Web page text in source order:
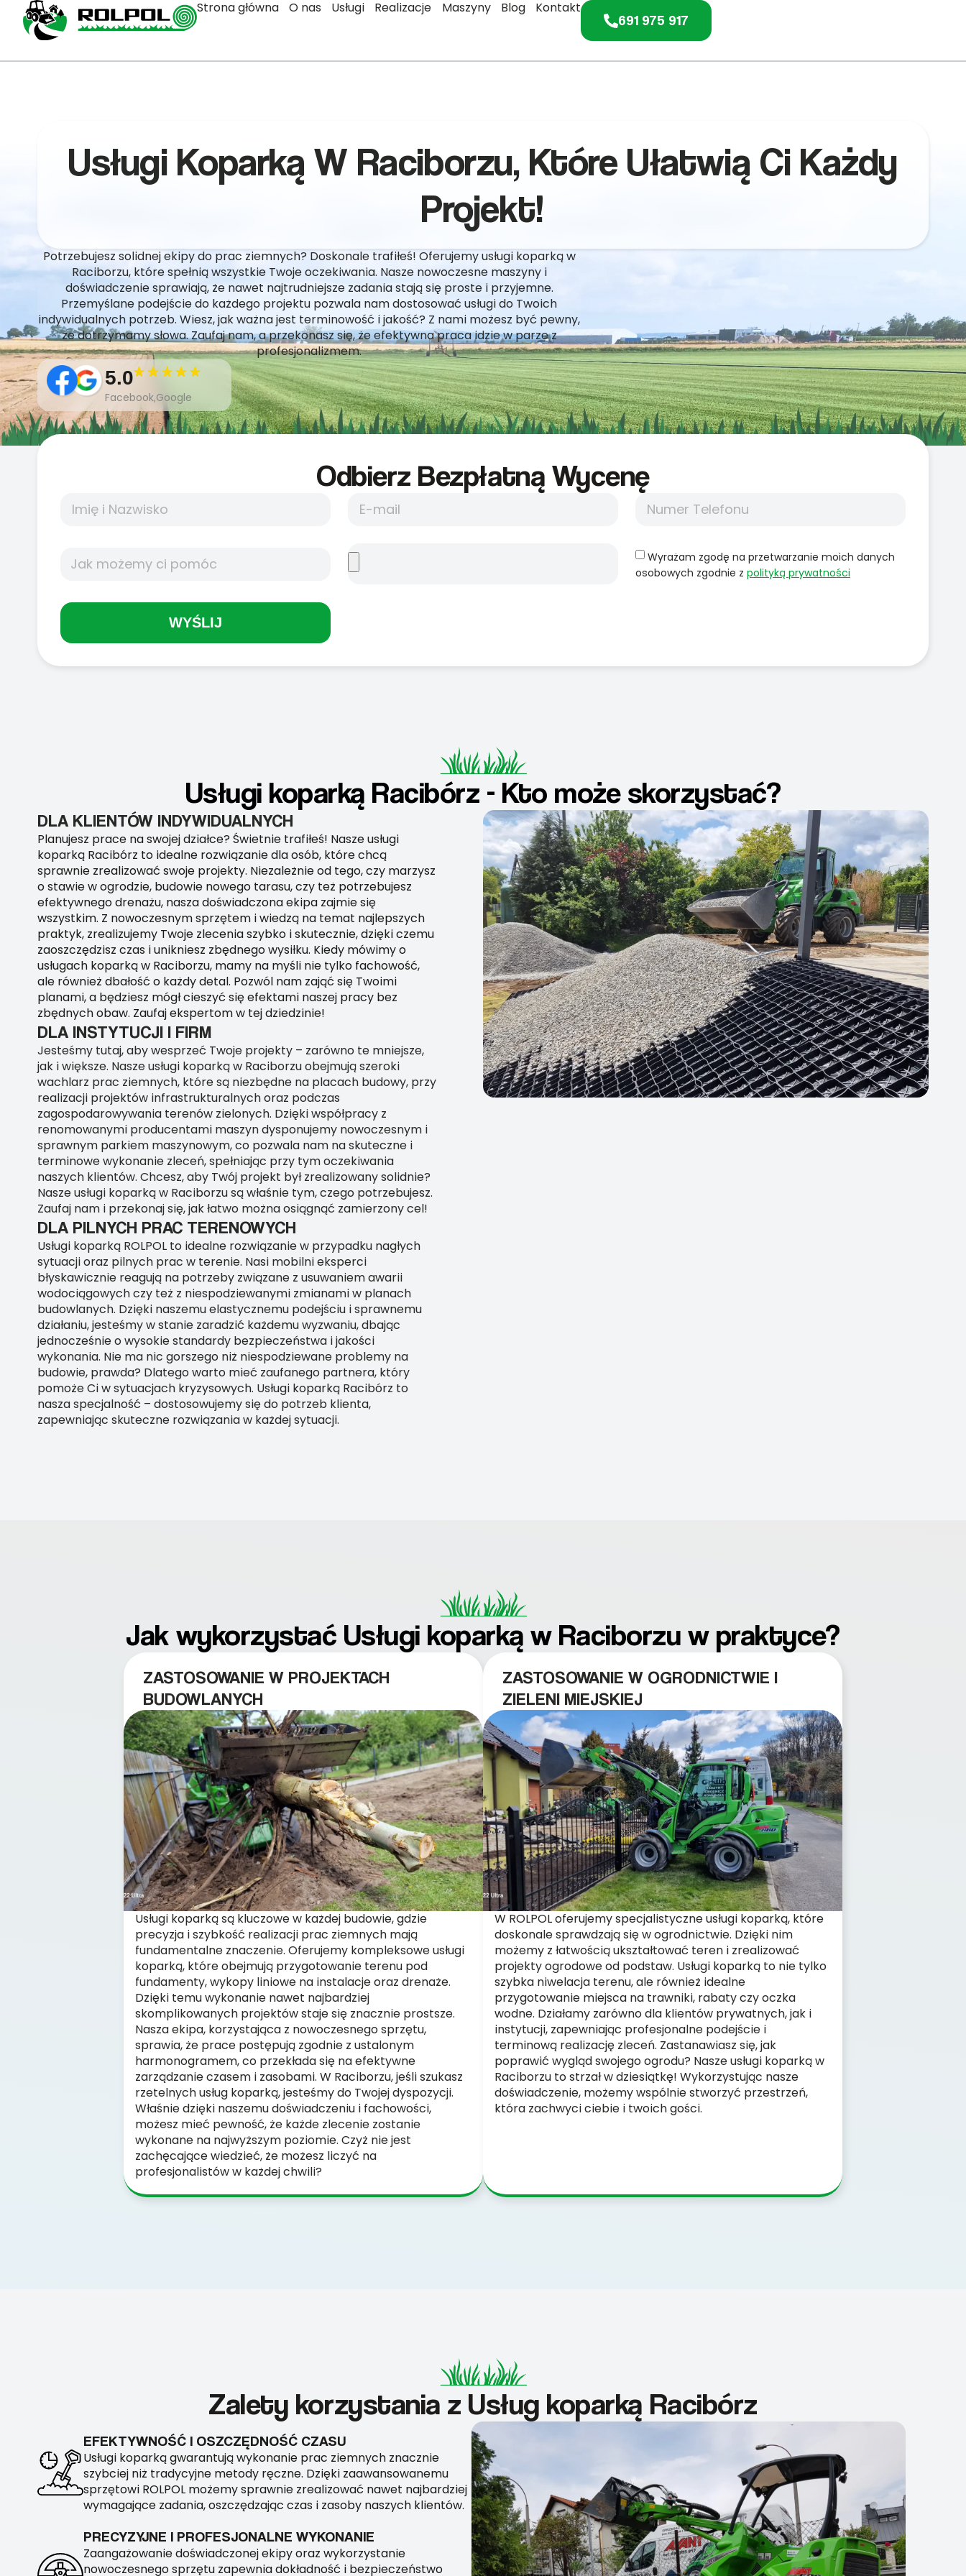
Strona główna O nas Usługi Realizacje Maszyny Blog Kontakt
691 975 917
Usługi Koparką W Raciborzu, Które Ułatwią Ci Każdy
Projekt!
Potrzebujesz solidnej ekipy do prac ziemnych? Doskonale trafiłeś! Oferujemy usługi koparką w
Raciborzu, które spełnią wszystkie Twoje oczekiwania. Nasze nowoczesne maszyny i
doświadczenie sprawiają, że nawet najtrudniejsze zadania stają się proste i przyjemne.
Przemyślane podejście do każdego projektu pozwala nam dostosować usługi do Twoich
indywidualnych potrzeb. Wiesz, jak ważna jest terminowość i jakość? Z nami możesz być pewny,
że dotrzymamy słowa. Zaufaj nam, a przekonasz się, że efektywna praca idzie w parze z
profesjonalizmem.
5.0
Facebook,Google
Odbierz Bezpłatną Wycenę
Wyrażam zgodę na przetwarzanie moich danych
osobowych zgodnie z polityką prywatności
WYŚLIJ
Usługi koparką Racibórz - Kto może skorzystać?
DLA KLIENTÓW INDYWIDUALNYCH
Planujesz prace na swojej działce? Świetnie trafiłeś! Nasze usługi
koparką Racibórz to idealne rozwiązanie dla osób, które chcą
sprawnie zrealizować swoje projekty. Niezależnie od tego, czy marzysz
o stawie w ogrodzie, budowie nowego tarasu, czy też potrzebujesz
efektywnego drenażu, nasza doświadczona ekipa zajmie się
wszystkim. Z nowoczesnym sprzętem i wiedzą na temat najlepszych
praktyk, zrealizujemy Twoje zlecenia szybko i skutecznie, dzięki czemu
zaoszczędzisz czas i unikniesz zbędnego wysiłku. Kiedy mówimy o
usługach koparką w Raciborzu, mamy na myśli nie tylko fachowość,
ale również dbałość o każdy detal. Pozwól nam zająć się Twoimi
planami, a będziesz mógł cieszyć się efektami naszej pracy bez
zbędnych obaw. Zaufaj ekspertom w tej dziedzinie!
DLA INSTYTUCJI I FIRM
Jesteśmy tutaj, aby wesprzeć Twoje projekty – zarówno te mniejsze,
jak i większe. Nasze usługi koparką w Raciborzu obejmują szeroki
wachlarz prac ziemnych, które są niezbędne na placach budowy, przy
realizacji projektów infrastrukturalnych oraz podczas
zagospodarowywania terenów zielonych. Dzięki współpracy z
renomowanymi producentami maszyn dysponujemy nowoczesnym i
sprawnym parkiem maszynowym, co pozwala nam na skuteczne i
terminowe wykonanie zleceń, spełniając przy tym oczekiwania
naszych klientów. Chcesz, aby Twój projekt był zrealizowany solidnie?
Nasze usługi koparką w Raciborzu są właśnie tym, czego potrzebujesz.
Zaufaj nam i przekonaj się, jak łatwo można osiągnąć zamierzony cel!
DLA PILNYCH PRAC TERENOWYCH
Usługi koparką ROLPOL to idealne rozwiązanie w przypadku nagłych
sytuacji oraz pilnych prac w terenie. Nasi mobilni eksperci
błyskawicznie reagują na potrzeby związane z usuwaniem awarii
wodociągowych czy też z niespodziewanymi zmianami w planach
budowlanych. Dzięki naszemu elastycznemu podejściu i sprawnemu
działaniu, jesteśmy w stanie zaradzić każdemu wyzwaniu, dbając
jednocześnie o wysokie standardy bezpieczeństwa i jakości
wykonania. Nie ma nic gorszego niż niespodziewane problemy na
budowie, prawda? Dlatego warto mieć zaufanego partnera, który
pomoże Ci w sytuacjach kryzysowych. Usługi koparką Racibórz to
nasza specjalność – dostosowujemy się do potrzeb klienta,
zapewniając skuteczne rozwiązania w każdej sytuacji.
Jak wykorzystać Usługi koparką w Raciborzu w praktyce?
ZASTOSOWANIE W PROJEKTACH
BUDOWLANYCH
Usługi koparką są kluczowe w każdej budowie, gdzie
precyzja i szybkość realizacji prac ziemnych mają
fundamentalne znaczenie. Oferujemy kompleksowe usługi
koparką, które obejmują przygotowanie terenu pod
fundamenty, wykopy liniowe na instalacje oraz drenaże.
Dzięki temu wykonanie nawet najbardziej
skomplikowanych projektów staje się znacznie prostsze.
Nasza ekipa, korzystająca z nowoczesnego sprzętu,
sprawia, że prace postępują zgodnie z ustalonym
harmonogramem, co przekłada się na efektywne
zarządzanie czasem i zasobami. W Raciborzu, jeśli szukasz
rzetelnych usług koparką, jesteśmy do Twojej dyspozycji.
Właśnie dzięki naszemu doświadczeniu i fachowości,
możesz mieć pewność, że każde zlecenie zostanie
wykonane na najwyższym poziomie. Czyż nie jest
zachęcające wiedzieć, że możesz liczyć na
profesjonalistów w każdej chwili?
ZASTOSOWANIE W OGRODNICTWIE I
ZIELENI MIEJSKIEJ
W ROLPOL oferujemy specjalistyczne usługi koparką, które
doskonale sprawdzają się w ogrodnictwie. Dzięki nim
możemy z łatwością ukształtować teren i zrealizować
projekty ogrodowe od podstaw. Usługi koparką to nie tylko
szybka niwelacja terenu, ale również idealne
przygotowanie miejsca na trawniki, rabaty czy oczka
wodne. Działamy zarówno dla klientów prywatnych, jak i
instytucji, zapewniając profesjonalne podejście i
terminową realizację zleceń. Zastanawiasz się, jak
poprawić wygląd swojego ogrodu? Nasze usługi koparką w
Raciborzu to strzał w dziesiątkę! Wykorzystując nasze
doświadczenie, możemy wspólnie stworzyć przestrzeń,
która zachwyci ciebie i twoich gości.
Zalety korzystania z Usług koparką Racibórz
EFEKTYWNOŚĆ I OSZCZĘDNOŚĆ CZASU
Usługi koparką gwarantują wykonanie prac ziemnych znacznie
szybciej niż tradycyjne metody ręczne. Dzięki zaawansowanemu
sprzętowi ROLPOL możemy sprawnie zrealizować nawet najbardziej
wymagające zadania, oszczędzając czas i zasoby naszych klientów.
PRECYZYJNE I PROFESJONALNE WYKONANIE
Zaangażowanie doświadczonej ekipy oraz wykorzystanie
nowoczesnego sprzętu zapewnia dokładność i bezpieczeństwo